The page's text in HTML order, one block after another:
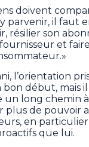
doivent
parvenir, il faut
résilier son
et
l’orientation
bon début, mais il
un long chemin
plus de pouvoir
en
que lui.